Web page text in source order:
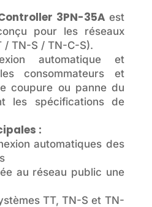
3PN-35A est
pour les réseaux
/ TN-S / TN-C-S).
automatique et
consommateurs et
coupure ou panne du
les spécifications de
:
automatiques des
au réseau public une
TT, TN-S et TN-